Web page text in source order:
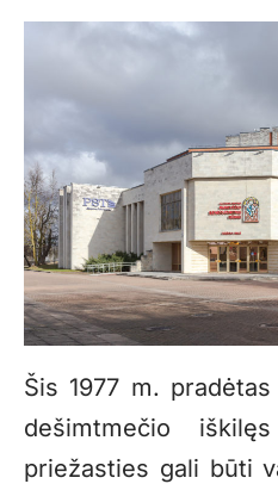
Šis 1977 m.
dešimtmečio
priežasties gali būti